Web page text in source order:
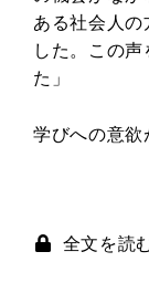
ある社会人の
した。この
た」
学びへの意
全文を読